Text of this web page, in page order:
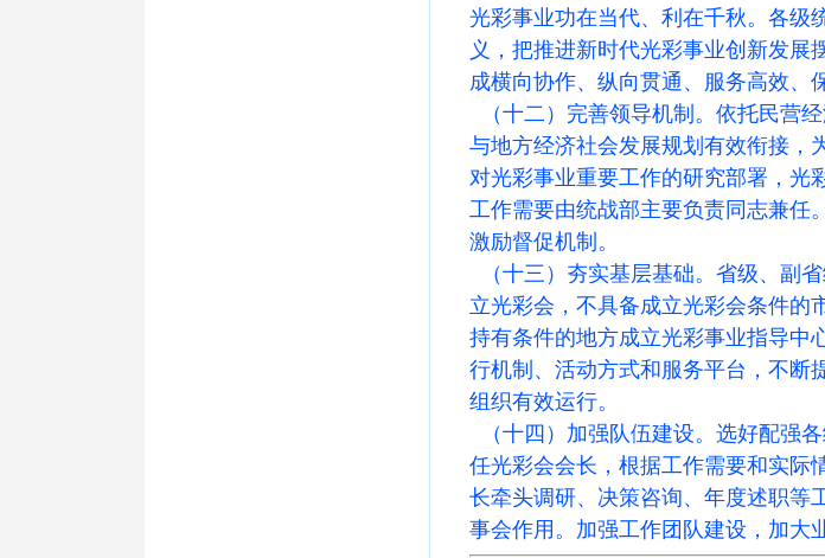
光彩事业功在当代、利在千秋。各级
义，把推进新时代光彩事业创新发展
成横向协作、纵向贯通、服务高效、
（十二）完善领导机制。依托民营
与地方经济社会发展规划有效衔接，
对光彩事业重要工作的研究部署，光
工作需要由统战部主要负责同志兼任
激励督促机制。
（十三）夯实基层基础。省级、副
立光彩会，不具备成立光彩会条件的
持有条件的地方成立光彩事业指导中
行机制、活动方式和服务平台，不断
组织有效运行。
（十四）加强队伍建设。选好配强
任光彩会会长，根据工作需要和实际
长牵头调研、决策咨询、年度述职等
事会作用。加强工作团队建设，加大